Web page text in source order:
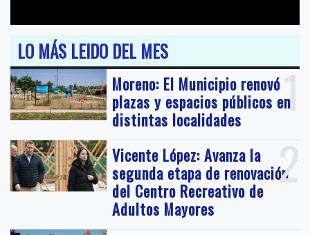
LO MÁS LEIDO DEL MES
1
Moreno: El Municipio renovó
plazas y espacios públicos en
distintas localidades
2
Vicente López: Avanza la
segunda etapa de renovación
del Centro Recreativo de
Adultos Mayores